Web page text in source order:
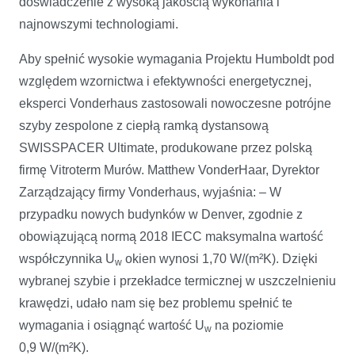
najnowszymi technologiami.
Aby spełnić wysokie wymagania Projektu Humboldt pod
względem wzornictwa i efektywności energetycznej,
eksperci Vonderhaus zastosowali nowoczesne potrójne
szyby zespolone z ciepłą ramką dystansową
SWISSPACER Ultimate, produkowane przez polską
firmę Vitroterm Murów. Matthew VonderHaar, Dyrektor
Zarządzający firmy Vonderhaus, wyjaśnia: – W
przypadku nowych budynków w Denver, zgodnie z
obowiązującą normą 2018 IECC maksymalna wartość
współczynnika Uw okien wynosi 1,70 W/(m²K). Dzięki
wybranej szybie i przekładce termicznej w uszczelnieniu
krawędzi, udało nam się bez problemu spełnić te
wymagania i osiągnąć wartość Uw na poziomie
0,9 W/(m²K).